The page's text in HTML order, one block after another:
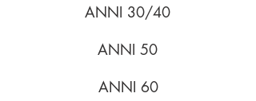
ANNI 30/40
ANNI 50
ANNI 60